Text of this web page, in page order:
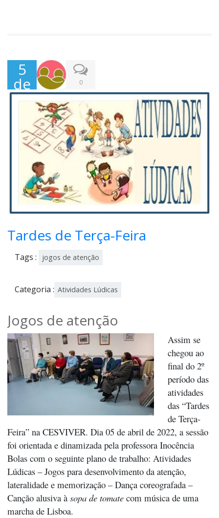
5
de
Abr
202
2
0
Tardes de Terça-Feira
Tags : jogos de atenção
Categoria : Atividades Lúdicas
Jogos de atenção
Assim se
chegou ao
final do 2º
período das
atividades
das “Tardes
de Terça-
Feira” na CESVIVER. Dia 05 de abril de 2022, a sessão
foi orientada e dinamizada pela professora Inocência
Bolas com o seguinte plano de trabalho: Atividades
Lúdicas – Jogos para desenvolvimento da atenção,
lateralidade e memorização – Dança coreografada –
Canção alusiva à sopa de tomate com música de uma
marcha de Lisboa.